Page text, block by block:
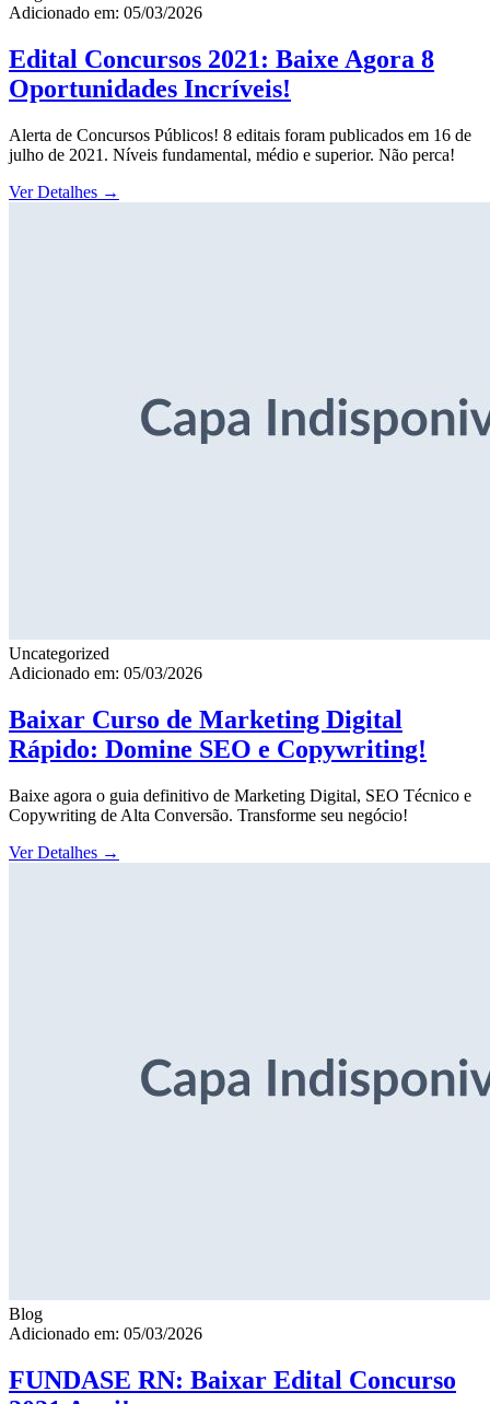
Adicionado em: 05/03/2026
Edital Concursos 2021: Baixe Agora 8
Oportunidades Incríveis!
Alerta de Concursos Públicos! 8 editais foram publicados em 16 de
julho de 2021. Níveis fundamental, médio e superior. Não perca!
Ver Detalhes →
Uncategorized
Adicionado em: 05/03/2026
Baixar Curso de Marketing Digital
Rápido: Domine SEO e Copywriting!
Baixe agora o guia definitivo de Marketing Digital, SEO Técnico e
Copywriting de Alta Conversão. Transforme seu negócio!
Ver Detalhes →
Blog
Adicionado em: 05/03/2026
FUNDASE RN: Baixar Edital Concurso